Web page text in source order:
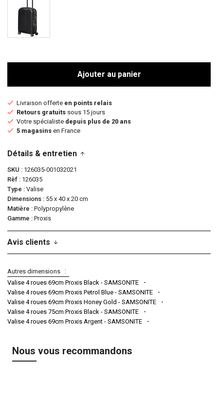
Ajouter au panier
Livraison offerte en points relais
Retours gratuits sous 15 jours
Votre spécialiste depuis plus de 20 ans
5 magasins en France
Détails & entretien
SKU
126035-001032021
Rèf
126035
Type
Valise
Dimensions
55 x 40 x 20 cm
Matière
Polypropylène
Gamme
Proxis
Avis clients
Autres dimensions
Valise 4 roues 69cm Proxis Black - SAMSONITE
Valise 4 roues 69cm Proxis Petrol Blue - SAMSONITE
Valise 4 roues 69cm Proxis Honey Gold - SAMSONITE
Valise 4 roues 75cm Proxis Black - SAMSONITE
Valise 4 roues 69cm Proxis Argent - SAMSONITE
Nous vous recommandons